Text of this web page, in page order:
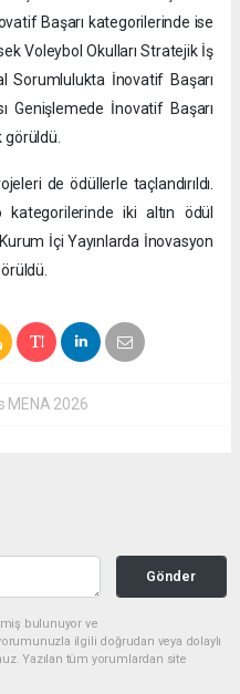
Başarı kategorilerinde ise
Voleybol Okulları Stratejik İş
Sorumlulukta İnovatif Başarı
Genişlemede İnovatif Başarı
görüldü.
de ödüllerle taçlandırıldı.
iki altın ödül
İçi Yayınlarda İnovasyon
MENA 2026
Gönder
bulunuyor ve
ilgili doğrudan veya dolaylı
Yazılan tüm yorumlardan site